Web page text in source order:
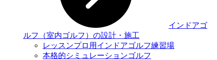
インドアゴ
ルフ（室内ゴルフ）の設計・施工
レッスンプロ用インドアゴルフ練習場
本格的シミュレーションゴルフ